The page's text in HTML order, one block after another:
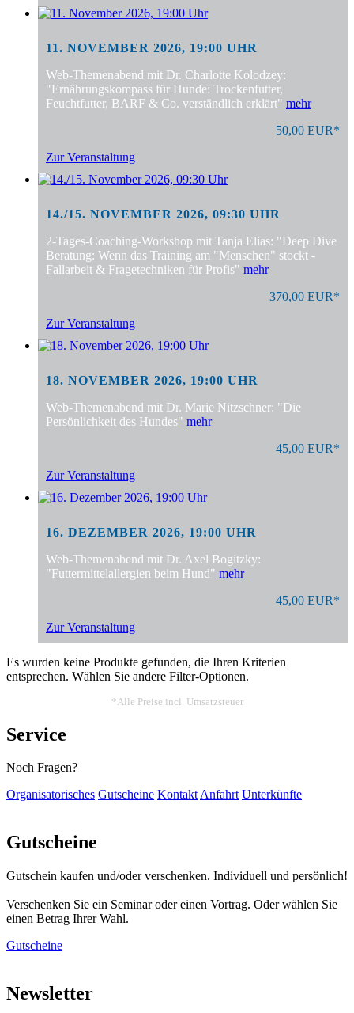
11. NOVEMBER 2026, 19:00 UHR
Web-Themenabend mit Dr. Charlotte Kolodzey:
"Ernährungskompass für Hunde: Trockenfutter,
Feuchtfutter, BARF & Co. verständlich erklärt" mehr
50,00 EUR*
Zur Veranstaltung
14./15. NOVEMBER 2026, 09:30 UHR
2-Tages-Coaching-Workshop mit Tanja Elias: "Deep Dive
Beratung: Wenn das Training am "Menschen" stockt -
Fallarbeit & Fragetechniken für Profis" mehr
370,00 EUR*
Zur Veranstaltung
18. NOVEMBER 2026, 19:00 UHR
Web-Themenabend mit Dr. Marie Nitzschner: "Die
Persönlichkeit des Hundes" mehr
45,00 EUR*
Zur Veranstaltung
16. DEZEMBER 2026, 19:00 UHR
Web-Themenabend mit Dr. Axel Bogitzky:
"Futtermittelallergien beim Hund" mehr
45,00 EUR*
Zur Veranstaltung
Es wurden keine Produkte gefunden, die Ihren Kriterien
entsprechen. Wählen Sie andere Filter-Optionen.
*Alle Preise incl. Umsatzsteuer
Service
Noch Fragen?
Organisatorisches Gutscheine KontaktAnfahrt Unterkünfte
Gutscheine
Gutschein kaufen und/oder verschenken. Individuell und persönlich!
Verschenken Sie ein Seminar oder einen Vortrag. Oder wählen Sie
einen Betrag Ihrer Wahl.
Gutscheine
Newsletter